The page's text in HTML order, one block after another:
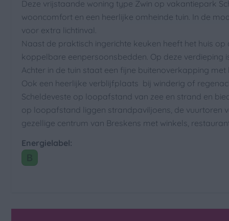
Bestek
Borden
Drinkglazen
Eettafel
Vaatwasser
Koelkast: Met
Magnetron:
Parkeerplaats: 1
Terras: Niet overdekt
Tuinmeubels
Deze vrijstaande woning type Zwin op vakantiepark
wooncomfort en een heerlijke omheinde tuin. In de
voor extra lichtinval.
Naast de praktisch ingerichte keuken heeft het huis
koppelbare eenpersoonsbedden. Op deze
Achter in de tuin staat een fijne buitenoverkapping
Ook een heerlijke verblijfplaats bij winderig of
Scheldeveste op loopafstand van zee en strand en
op loopafstand liggen strandpaviljoens, de vuurtoren
gezellige centrum van Breskens met winkels,
Energielabel: